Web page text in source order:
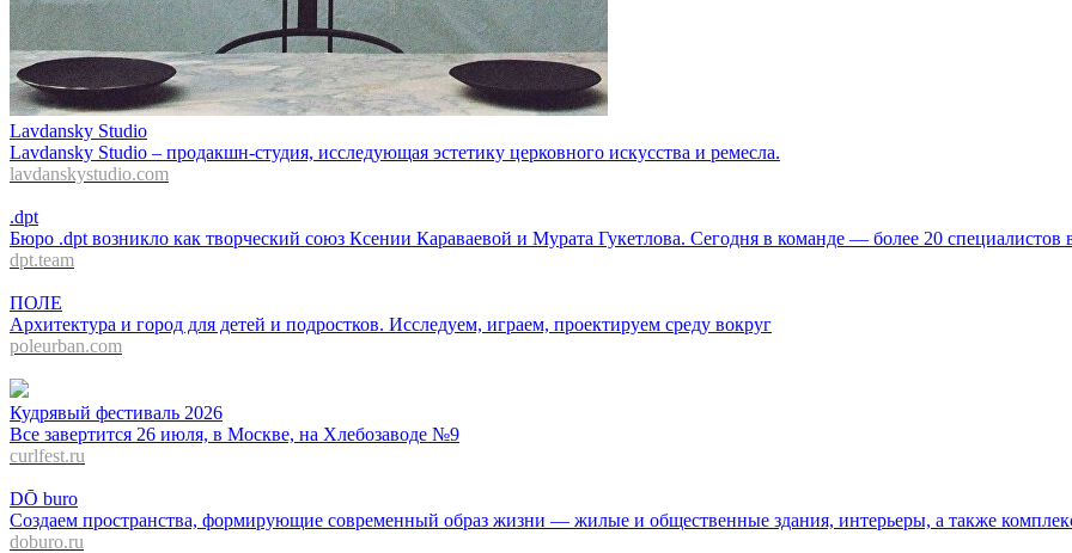
Lavdansky Studio
Lavdansky Studio – продакшн-студия, исследующая эстетику церковного искусства и ремесла.
lavdanskystudio.com
.dpt
Бюро .dpt возникло как творческий союз Ксении Караваевой и Мурата Гукетлова. Сегодня в команде — более 20 специалистов
dpt.team
ПОЛЕ
Архитектура и город для детей и подростков. Исследуем, играем, проектируем среду вокруг
poleurban.com
Кудрявый фестиваль 2026
Все завертится 26 июля, в Москве, на Хлебозаводе №9
curlfest.ru
DŌ buro
Создаем пространства, формирующие современный образ жизни — жилые и общественные здания, интерьеры, а также
doburo.ru